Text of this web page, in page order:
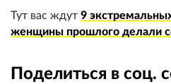
Тут вас ждут 9
женщины прошлого делали
Поделиться в соц.